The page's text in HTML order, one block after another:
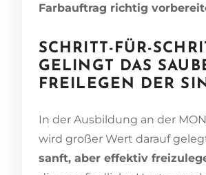
Farbauftrag richtig
SCHRITT-FÜR-
GELINGT DAS
FREILEGEN DER
In der Ausbildung an der
wird großer Wert darauf
sanft, aber effektiv